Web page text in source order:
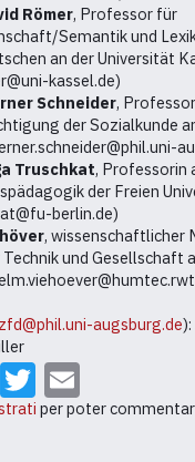
Römer, Professor für
Semantik und
an der Universität
kassel.de)
Schneider,
der Sozialkunde
Truschkat, Professorin
der Freien
berlin.de)
, wissenschaftlicher
und Gesellschaft
zfd@phil.uni-augsburg.de
Facebook
Twitter
per poter